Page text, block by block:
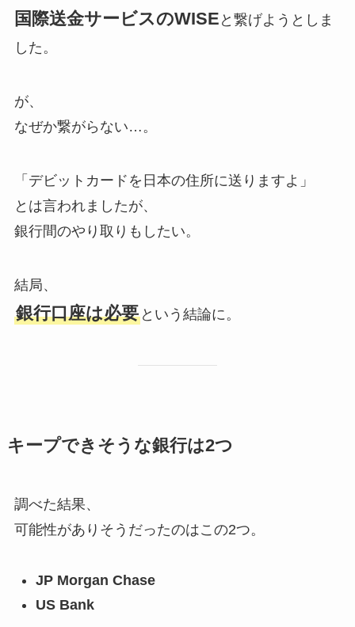
国際送金サービスのWISE と繋げようとしま
した。
が、
なぜか繋がらない…。
「デビットカードを日本の住所に送りますよ」
とは言われましたが、
銀行間のやり取りもしたい。
結局、
銀行口座は必要という結論に。
キープできそうな銀行は2つ
調べた結果、
可能性がありそうだったのはこの2つ。
JP Morgan Chase
US Bank